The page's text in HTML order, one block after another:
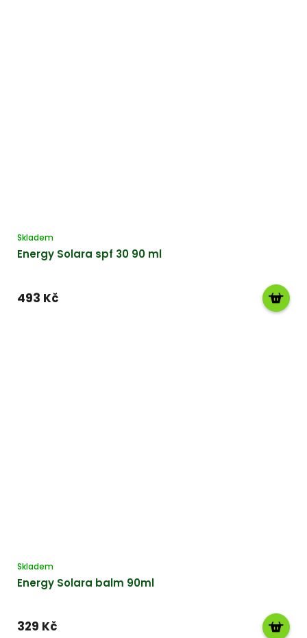
Energy Solara spf 30 90 ml
Skladem
493 Kč
Energy Solara balm 90ml
Skladem
329 Kč